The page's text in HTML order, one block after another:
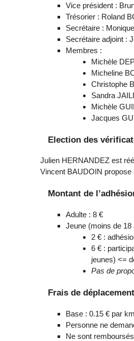
Vice président :
Trésorier : Roland
Secrétaire :
Secrétaire adjoint :
Membres :
Michèle
Micheline
Christophe
Sandra
Michèle
Jacques
Election des
Julien HERNANDEZ est
Vincent BAUDOIN propose
Montant de
Adulte : 8 €
Jeune (moins de 18
2 € :
6 € :
jeunes) <=
Pas de
Frais de déplacement
Base : 0.15 € par km
Personne ne
Ne sont